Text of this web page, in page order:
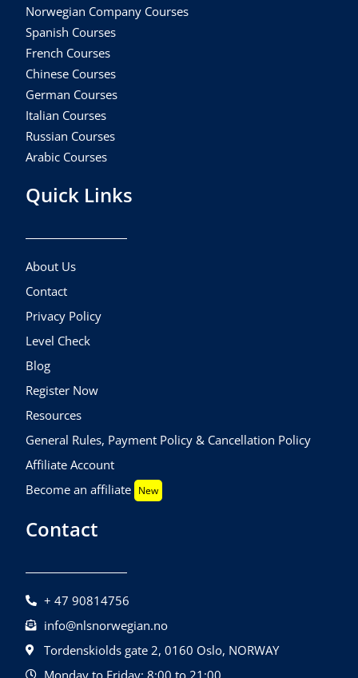
Norwegian Company Courses
Spanish Courses
French Courses
Chinese Courses
German Courses
Italian Courses
Russian Courses
Arabic Courses
Quick Links
About Us
Contact
Privacy Policy
Level Check
Blog
Register Now
Resources
General Rules, Payment Policy & Cancellation Policy
Affiliate Account
Become an affiliate New
Contact
+ 47 90814756
info@nlsnorwegian.no
Tordenskiolds gate 2, 0160 Oslo, NORWAY
Monday to Friday: 8:00 to 21:00